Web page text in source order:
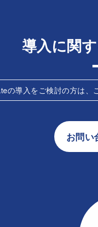
導入に関
の導入をご検討の方は、
お問い